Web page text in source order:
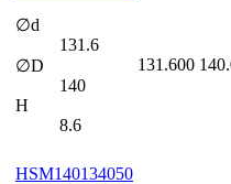
∅d
131.6
∅D
140
H
8.6
131.600
HSM140134050